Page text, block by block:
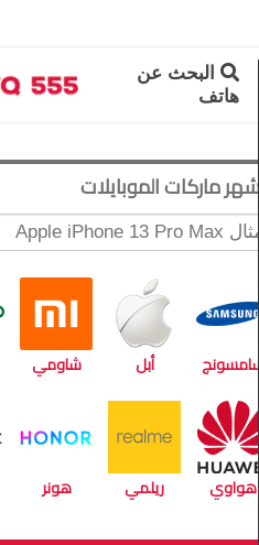
البحث عن
هاتف
أشهر ماركات الموبايلات
سامسونج أبل شاومي
هواوي ريلمي هونر